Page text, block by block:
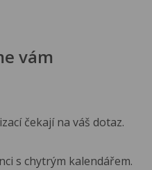
vám
čekají na váš dotaz.
s chytrým kalendářem.